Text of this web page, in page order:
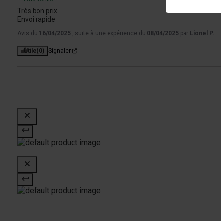
Très bon prix
Envoi rapide
Avis du 16/04/2025 , suite à une expérience du 08/04/2025 par Lionel P.
Utile(0) Signaler